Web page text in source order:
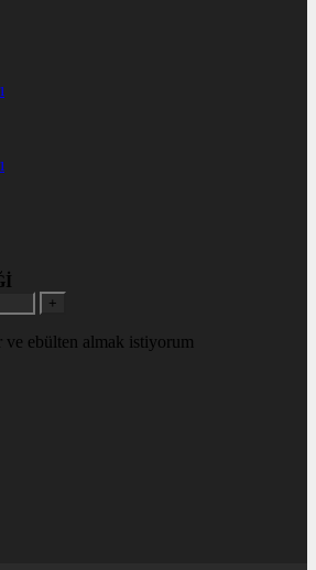
+
ve ebülten almak istiyorum